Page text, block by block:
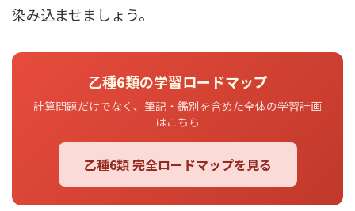
染み込ませましょう。
乙種6類の学習ロードマップ
計算問題だけでなく、筆記・鑑別を含めた全体の学習計画
はこちら
乙種6類 完全ロードマップを見る